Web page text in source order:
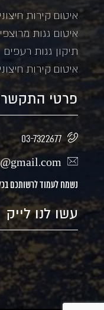
איטום קירות
איטום גגות
תיקון גגות רעפים
איטום קירות
פרטי
03-7322677
נשמח לעמוד לרשותכם
עשו לנו לייק